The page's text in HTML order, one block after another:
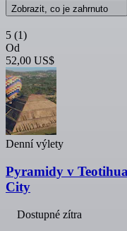
Zobrazit, co je zahrnuto
5 (1)
Od
52,00 US$
Denní výlety
Pyramidy v
City
Dostupné zítra